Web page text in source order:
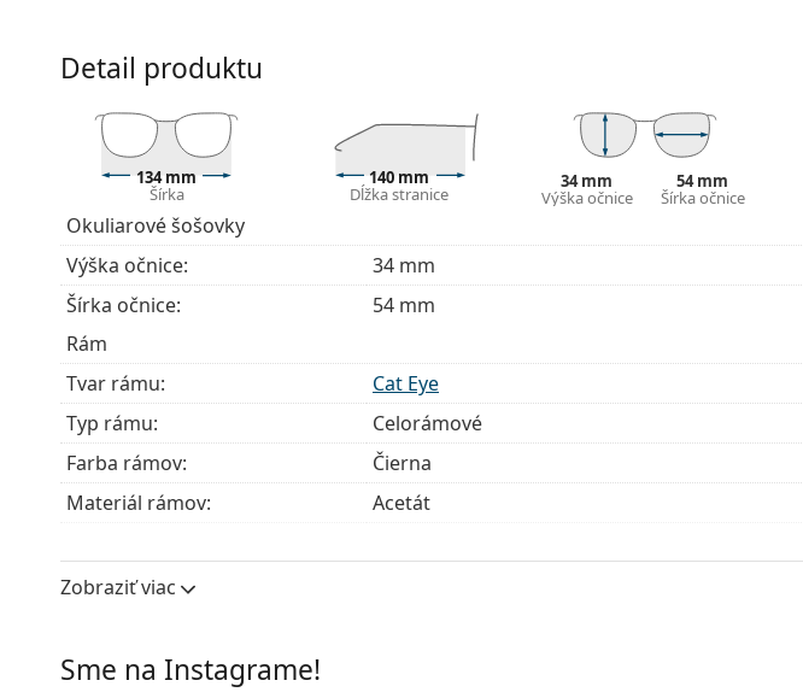
Okuliare dodávame s originálnym puzdrom. Farba puzdra a jeho vyhotovenie
Handrička, ktorá je súčasťou balenia, je ideálna na čistenie a starostlivosť o
modely môžu namiesto handričky obsahovať textilné vrecko.
Ide o zdravotnícku pomôcku. Pred použitím si prečítajte pokyny.
Detail produktu
134 mm
Šírka
140 mm
Dĺžka stranice
34 mm
Výška očnice
54 mm
Šírka očnice
Okuliarové šošovky
Výška očnice:
34 mm
Šírka očnice:
54 mm
Rám
Tvar rámu:
Cat Eye
Typ rámu:
Celorámové
Farba rámov:
Čierna
Materiál rámov:
Acetát
Šírka:
Šírka mostíka:
Zobraziť viac
Sme na Instagrame!